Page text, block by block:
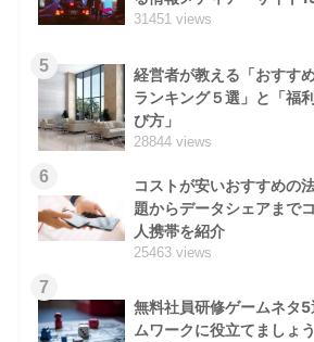
31451 views
5
経営者が教える「おすす
ランキング５選」と「福
び方」
28844 views
6
コストが安いおすすめの
題からデータシェアまで
人携帯を紹介
25463 views
7
無料社員研修ゲームネタ
ムワークに役立てましょ